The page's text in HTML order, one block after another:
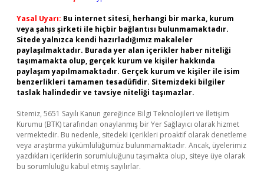
Yasal Uyarı: Bu internet sitesi, herhangi bir marka, kurum
veya şahıs şirketi ile hiçbir bağlantısı bulunmamaktadır.
Sitede yalnızca kendi hazırladığımız makaleler
paylaşılmaktadır. Burada yer alan içerikler haber niteliği
taşımamakta olup, gerçek kurum ve kişiler hakkında
paylaşım yapılmamaktadır. Gerçek kurum ve kişiler ile isim
benzerlikleri tamamen tesadüfidir. Sitemizdeki bilgiler
taslak halindedir ve tavsiye niteliği taşımazlar.
Sitemiz, 5651 Sayılı Kanun gereğince Bilgi Teknolojileri ve İletişim
Kurumu (BTK) tarafından onaylanmış bir Yer Sağlayıcı olarak hizmet
vermektedir. Bu nedenle, sitedeki içerikleri proaktif olarak denetleme
veya araştırma yükümlülüğümüz bulunmamaktadır. Ancak, üyelerimiz
yazdıkları içeriklerin sorumluluğunu taşımakta olup, siteye üye olarak
bu sorumluluğu kabul etmiş sayılırlar.